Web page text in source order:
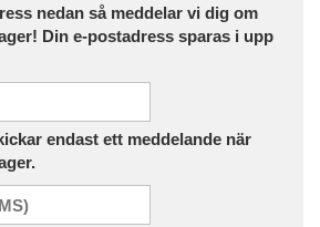
nedan så meddelar vi dig om
Din e-postadress sparas i upp
endast ett meddelande när